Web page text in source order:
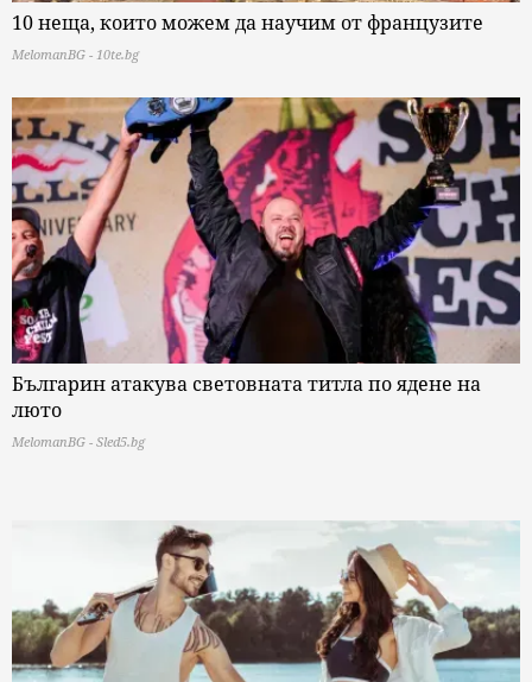
10 неща, които можем да научим от французите
MelomanBG - 10te.bg
Българин атакува световната титла по ядене на
люто
MelomanBG - Sled5.bg